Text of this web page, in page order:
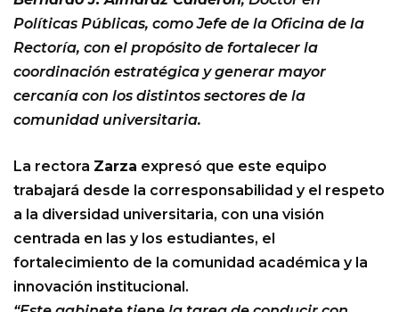
Políticas Públicas, como Jefe de la Oficina de la
Rectoría, con el propósito de fortalecer la
coordinación estratégica y generar mayor
cercanía con los distintos sectores de la
comunidad universitaria.
La rectora Zarza expresó que este equipo
trabajará desde la corresponsabilidad y el respeto
a la diversidad universitaria, con una visión
centrada en las y los estudiantes, el
fortalecimiento de la comunidad académica y la
innovación institucional.